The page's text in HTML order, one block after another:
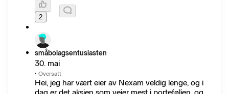
2
småbolagsentusiasten
30. mai
· Oversatt
Hei, jeg har vært eier av Nexam veldig lenge, og i